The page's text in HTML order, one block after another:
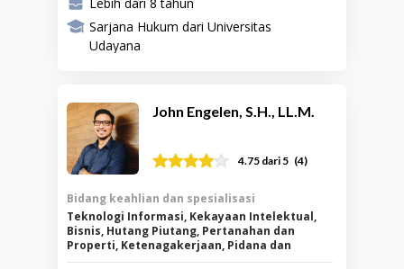
Lebih dari 8 tahun
Sarjana Hukum dari Universitas
Udayana
John Engelen, S.H., LL.M.
4.75 dari 5 (4)
Bidang keahlian dan spesialisasi
Teknologi Informasi, Kekayaan Intelektual,
Bisnis, Hutang Piutang, Pertanahan dan
Properti, Ketenagakerjaan, Pidana dan
Laporan Polisi